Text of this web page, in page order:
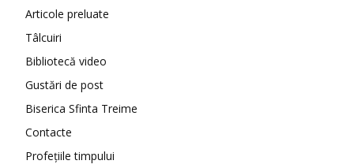
Articole preluate
Tâlcuiri
Bibliotecă video
Gustări de post
Biserica Sfinta Treime
Contacte
Profețiile timpului